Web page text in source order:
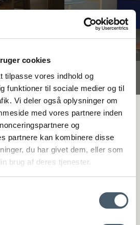
cookies
tilpasse vores indhold og
funktioner til sociale medier og til
Vi deler også oplysninger om
med vores partnere inden
og
partnere kan kombinere disse
du har givet dem, eller som
brug af deres tjenester.
% RABATT
på vårt nyhetsbrev. *Din rabatt
nedsatta varor eller produkter från
Rocket.